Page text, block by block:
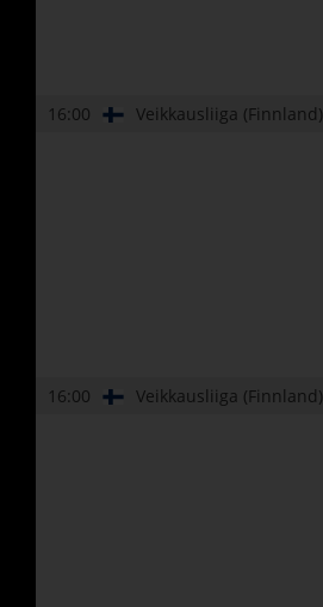
16:00 Veikkausliiga (Finnland)
16:00 Veikkausliiga (Finnland)